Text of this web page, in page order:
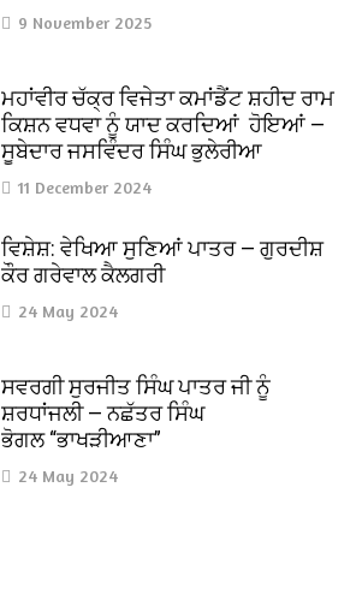
9 November 2025
ਮਹਾਂਵੀਰ ਚੱਕ੍ਰ ਵਿਜੇਤਾ ਕਮਾਂਡੈਂਟ ਸ਼ਹੀਦ ਰਾਮ
ਕਿਸ਼ਨ ਵਧਵਾ ਨੂੰ ਯਾਦ ਕਰਦਿਆਂ ਹੋਇਆਂ —
ਸੂਬੇਦਾਰ ਜਸਵਿੰਦਰ ਸਿੰਘ ਭੁਲੇਰੀਆ
11 December 2024
ਵਿਸ਼ੇਸ਼: ਵੇਖਿਆ ਸੁਣਿਆਂ ਪਾਤਰ — ਗੁਰਦੀਸ਼
ਕੌਰ ਗਰੇਵਾਲ ਕੈਲਗਰੀ
24 May 2024
ਸਵਰਗੀ ਸੁਰਜੀਤ ਸਿੰਘ ਪਾਤਰ ਜੀ ਨੂੰ
ਸ਼ਰਧਾਂਜਲੀ — ਨਛੱਤਰ ਸਿੰਘ
ਭੋਗਲ “ਭਾਖੜੀਆਣਾ”
24 May 2024